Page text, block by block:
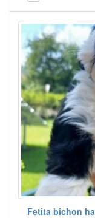
Fetita bichon